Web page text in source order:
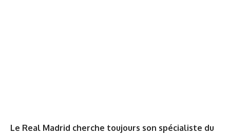
Le Real Madrid cherche toujours son spécialiste du